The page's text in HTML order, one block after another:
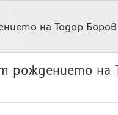
на Тодор Боров
рождението на